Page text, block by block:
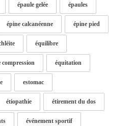
épaule gelée épaules
épine calcanéenne épine pied
équilibre
équitation
estomac
étiopathie étirement du dos
événement sportif